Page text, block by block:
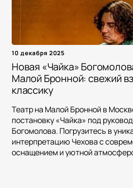
10 декабря 2025
Новая «Чайка»
Малой Бронной: свежий
классику
Театр на Малой Бронной в
постановку «Чайка» под
Богомолова. Погрузитесь в
интерпретацию Чехова с
оснащением и уютной